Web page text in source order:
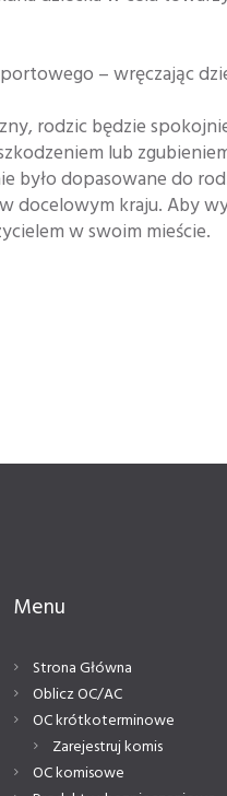
– wręczając
rodzic będzie
lub
było dopasowane do
docelowym kraju. Aby
w swoim mieście.
Menu
Strona Główna
Oblicz OC/AC
OC krótkoterminowe
Zarejestruj komis
OC komisowe